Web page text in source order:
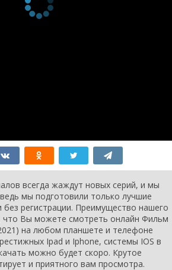
всегда жаждут новых серий, и мы
мы подготовили только лучшие
без регистрации. Преимущество нашего
что Вы можете смотреть онлайн Фильм
на любом планшете и телефоне
Ipad и Iphone, системы IOS в
можно будет скоро. Крутое
и приятного вам просмотра.